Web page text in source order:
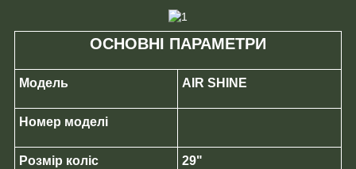
ОСНОВНІ ПАРАМЕТРИ
Модель AIR SHINE
Номер моделі
Розмір коліс 29"